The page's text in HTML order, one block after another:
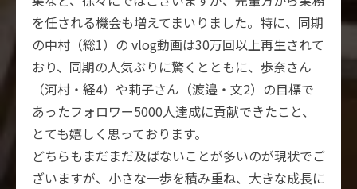
を任される機会も増えてまいりました。特に、同期
の中村（総1）の vlog動画は30万回以上再生されて
おり、同期の人気ぶりに驚くとともに、歩奈さん
（河村・経4）や莉子さん（渡邉・文2）の目標で
あったフォロワー5000人達成に貢献できたこと、
とても嬉しく思っております。
どちらもまだまだ及ばないことが多いのが現状でご
ざいますが、小さな一歩を積み重ね、大きな成長に